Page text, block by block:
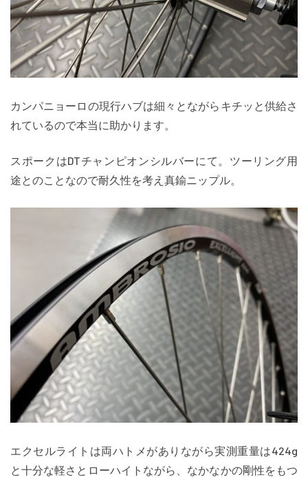
カンパニョーロの現行ハブは細々とながらキチッと供給さ
れているので本当に助かります。
スポークはDTチャンピオンシルバーにて。ツーリング用
途とのことなので耐久性を考え真鍮ニップル。
エクセルライトは両ハトメがありながら実測重量は424g
と十分な軽さとローハイトながら、なかなかの剛性をもつ